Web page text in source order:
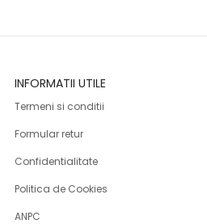
INFORMATII UTILE
Termeni si conditii
Formular retur
Confidentialitate
Politica de Cookies
ANPC